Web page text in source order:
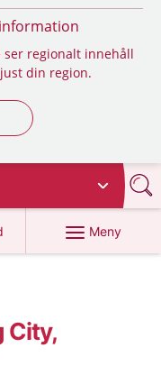
regionalt innehåll
din region.
Meny
City,